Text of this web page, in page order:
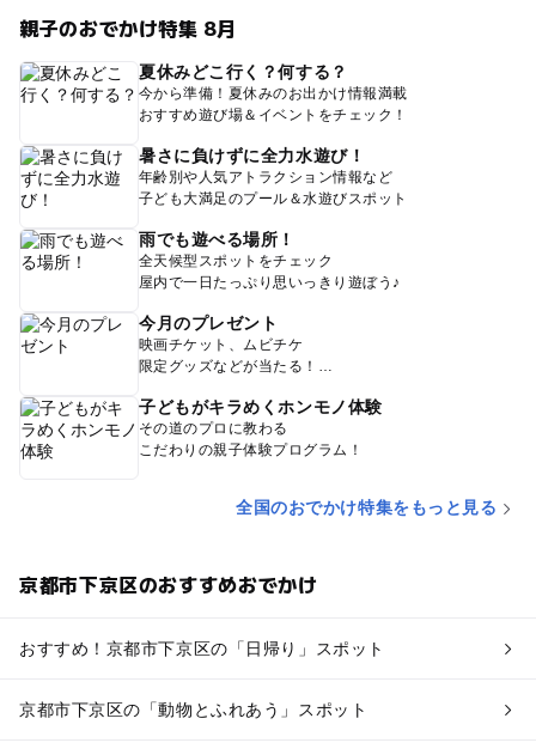
親子のおでかけ特集 8月
夏休みどこ行く？何する？
今から準備！夏休みのお出かけ情報満載
おすすめ遊び場＆イベントをチェック！
暑さに負けずに全力水遊び！
年齢別や人気アトラクション情報など
子ども大満足のプール＆水遊びスポット
雨でも遊べる場所！
全天候型スポットをチェック
屋内で一日たっぷり思いっきり遊ぼう♪
今月のプレゼント
映画チケット、ムビチケ
限定グッズなどが当たる！
子どもがキラめくホンモノ体験
その道のプロに教わる
こだわりの親子体験プログラム！
全国のおでかけ特集をもっと見る
京都市下京区のおすすめおでかけ
おすすめ！京都市下京区の「日帰り」スポット
京都市下京区の「動物とふれあう」スポット